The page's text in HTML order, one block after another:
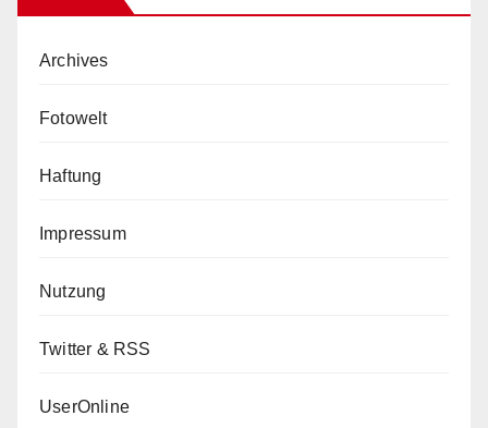
Archives
Fotowelt
Haftung
Impressum
Nutzung
Twitter & RSS
UserOnline